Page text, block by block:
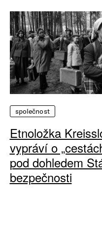
společnost
Etnoložka
vypráví o
pod dohledem
bezpečnosti